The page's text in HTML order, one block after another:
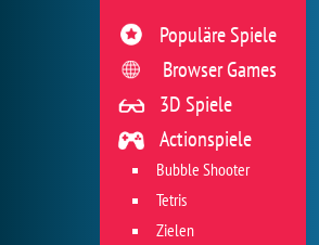
Populäre Spiele
Browser Games
3D Spiele
Actionspiele
Bubble Shooter
Tetris
Zielen